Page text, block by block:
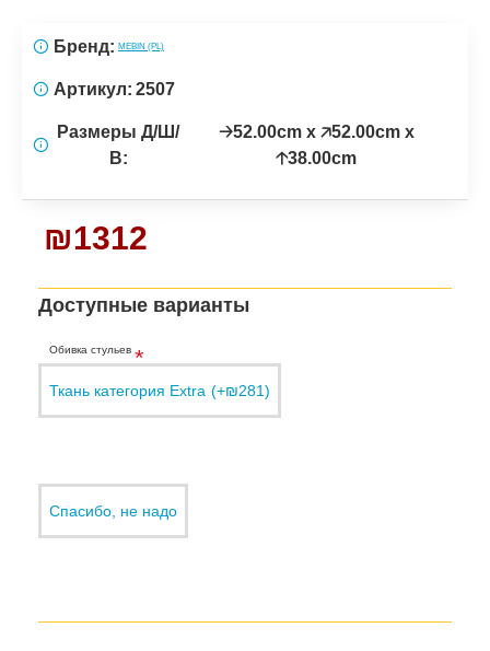
₪1312
Бренд: MEBIN (PL)
Артикул: 2507
Размеры Д/Ш/
В:
🡢52.00cm x 🡥52.00cm x
🡡38.00cm
Доступные варианты
Обивка стульев
Ткань категория Еxtra (+₪281)
Спасибо, не надо